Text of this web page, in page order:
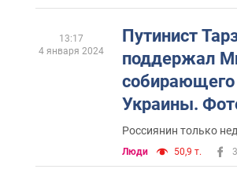
Путинист
поддержал
собирающего
Украины.
Россиянин только
Люди 50,9 т.
13:17
4 января 2024